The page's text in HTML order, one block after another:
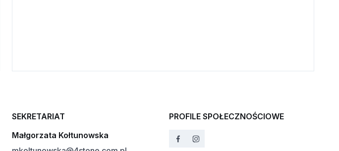
SEKRETARIAT
Małgorzata Kołtunowska
PROFILE SPOŁECZNOŚCIOWE